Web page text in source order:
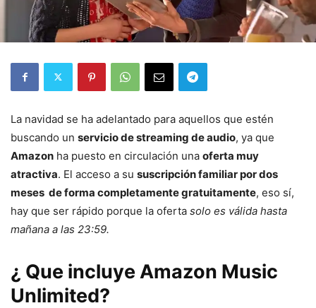
La navidad se ha adelantado para aquellos que estén
buscando un servicio de streaming de audio, ya que
Amazon ha puesto en circulación una oferta muy
atractiva. El acceso a su suscripción familiar por dos
meses de forma completamente gratuitamente, eso sí,
hay que ser rápido porque la oferta solo es válida hasta
mañana a las 23:59.
¿ Que incluye Amazon Music
Unlimited?